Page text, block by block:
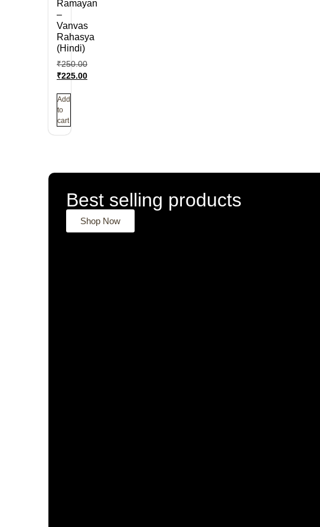
Ramayan
–
Vanvas
Rahasya
(Hindi)
₹250.00
₹225.00
Add
to
cart
Best selling products
Shop Now